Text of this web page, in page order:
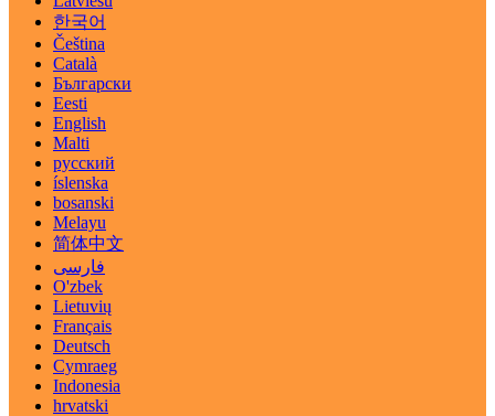
한국어
Čeština
Català
Български
Eesti
English
Malti
русский
íslenska
bosanski
Melayu
简体中文
فارسی
O'zbek
Lietuvių
Français
Deutsch
Cymraeg
Indonesia
hrvatski